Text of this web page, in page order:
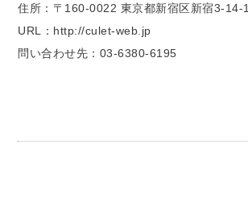
住所：〒160-0022 東京都新宿区新宿3-14-1
URL：http://culet-web.jp
問い合わせ先：03-6380-6195